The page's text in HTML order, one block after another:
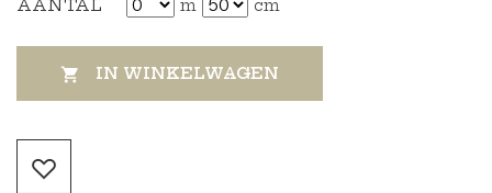
AANTAL m cm
 IN WINKELWAGEN